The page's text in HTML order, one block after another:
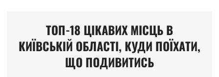
ТОП-18 ЦІКАВИХ МІСЦЬ В
КИЇВСЬКІЙ ОБЛАСТІ, КУДИ ПОЇХАТИ,
ЩО ПОДИВИТИСЬ